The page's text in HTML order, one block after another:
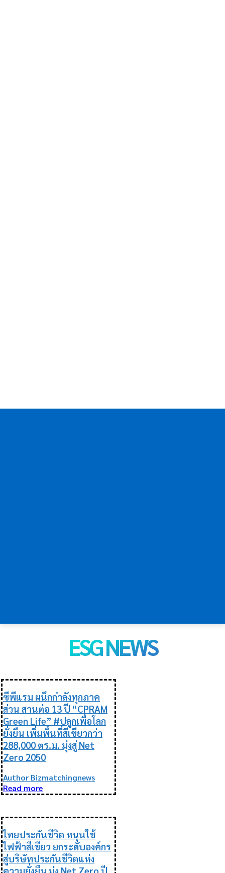
ESG NEWS
ซีพีแรม ผนึกกำลังทุกภาค
ส่วน สานต่อ 13 ปี “CPRAM
Green Life” #ปลูกเพื่อโลก
ยั่งยืน เพิ่มพื้นที่สีเขียวกว่า
288,000 ตร.ม. มุ่งสู่ Net
Zero 2050
Author Bizmatchingnews
Read more
ไทยประกันชีวิต หนุนใช้
ไฟฟ้าสีเขียว ยกระดับองค์กร
สู่บริษัทประกันชีวิตแห่ง
ความยั่งยืน มุ่ง Net Zero ปี